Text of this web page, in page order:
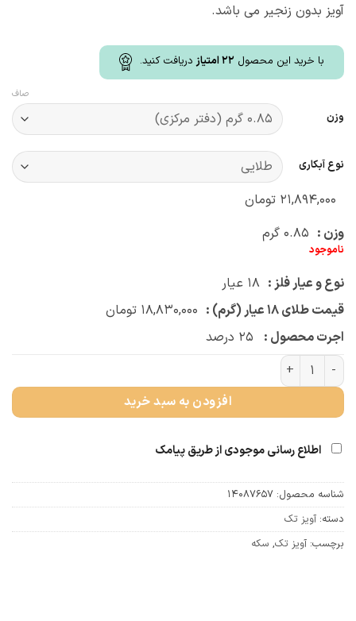
آویز بدون زنجیر می باشد.
با خرید این محصول 22امتیازدریافت کنید.
وزن
نوع آبکاری
صاف
۲۱,۸۹۴,۰۰۰ تومان
وزن : ۰.۸۵ گرم
ناموجود
نوع و عیار فلز : ۱۸ عیار
قیمت طلای ۱۸ عیار (گرم) :
۱۸,۸۳۰,۰۰۰ تومان
اجرت محصول :
۲۵ درصد
آویز سکه کوچک (کد 1454) عدد
افزودن به سبد خرید
اطلاع رسانی موجودی از طریق پیامک
شناسه محصول: 14087657
دسته: آویز تک
برچسب: آویز تک, سکه